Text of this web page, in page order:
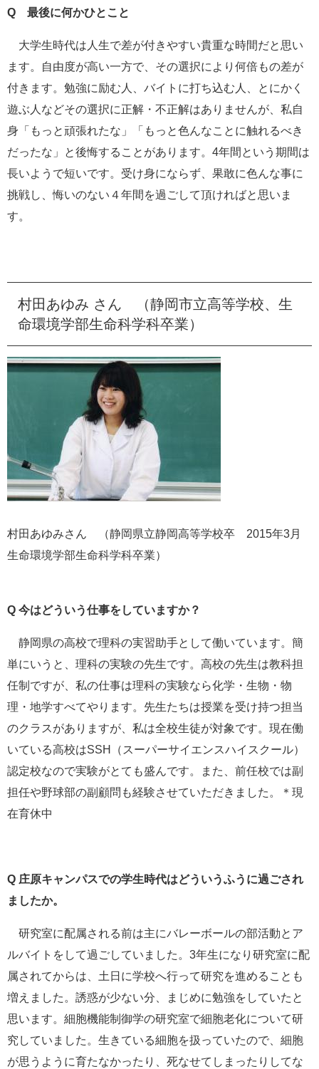
Q 最後に何かひとこと
大学生時代は人生で差が付きやすい貴重な時間だと思い
ます。自由度が高い一方で、その選択により何倍もの差が
付きます。勉強に励む人、バイトに打ち込む人、とにかく
遊ぶ人などその選択に正解・不正解はありませんが、私自
身「もっと頑張れたな」「もっと色んなことに触れるべき
だったな」と後悔することがあります。4年間という期間は
長いようで短いです。受け身にならず、果敢に色んな事に
挑戦し、悔いのない４年間を過ごして頂ければと思いま
す。
村田あゆみ さん （静岡市立高等学校、生
命環境学部生命科学科卒業）
村田あゆみさん （静岡県立静岡高等学校卒 2015年3月
生命環境学部生命科学科卒業） ​​
Q 今はどういう仕事をしていますか？
静岡県の高校で理科の実習助手として働いています。簡
単にいうと、理科の実験の先生です。高校の先生は教科担
任制ですが、私の仕事は理科の実験なら化学・生物・物
理・地学すべてやります。先生たちは授業を受け持つ担当
のクラスがありますが、私は全校生徒が対象です。現在働
いている高校はSSH（スーパーサイエンスハイスクール）
認定校なので実験がとても盛んです。また、前任校では副
担任や野球部の副顧問も経験させていただきました。＊現
在育休中
Q 庄原キャンパスでの学生時代はどういうふうに過ごされ
ましたか。
研究室に配属される前は主にバレーボールの部活動とア
ルバイトをして過ごしていました。3年生になり研究室に配
属されてからは、土日に学校へ行って研究を進めることも
増えました。誘惑が少ない分、まじめに勉強をしていたと
思います。細胞機能制御学の研究室で細胞老化について研
究していました。生きている細胞を扱っていたので、細胞
が思うように育たなかったり、死なせてしまったりしてな